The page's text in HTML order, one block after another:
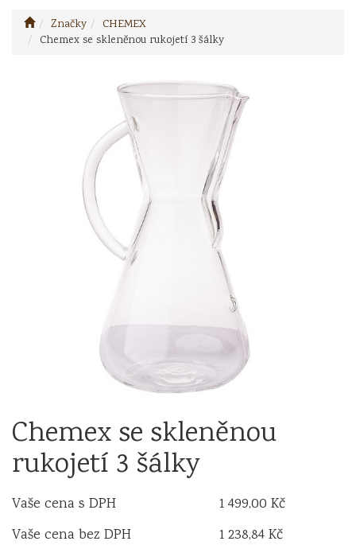
Značky
CHEMEX
Chemex se skleněnou rukojetí 3 šálky
Chemex se skleněnou
rukojetí 3 šálky
Vaše cena s DPH
1 499,00 Kč
Vaše cena bez DPH
1 238,84 Kč